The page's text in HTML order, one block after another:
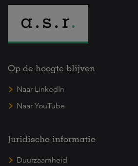
Op de hoogte blijven
Naar LinkedIn
Naar YouTube
Juridische informatie
Duurzaamheid